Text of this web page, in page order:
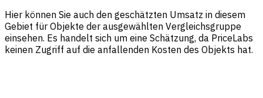
Hier können Sie auch den geschätzten Umsatz in diesem
Gebiet für Objekte der ausgewählten Vergleichsgruppe
einsehen. Es handelt sich um eine Schätzung, da PriceLabs
keinen Zugriff auf die anfallenden Kosten des Objekts hat.